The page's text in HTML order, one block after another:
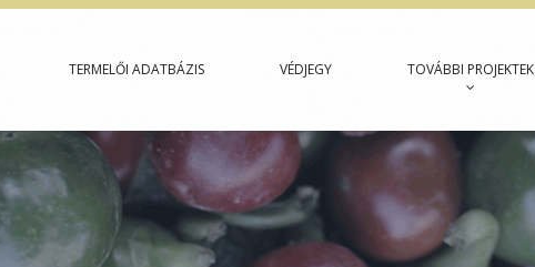
TERMELŐI ADATBÁZIS VÉDJEGY TOVÁBBI PROJEKTEK